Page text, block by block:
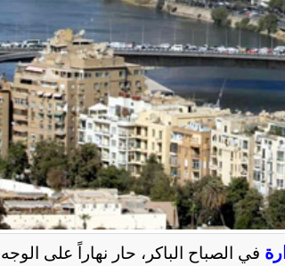
في الصباح الباكر، حار نهاراً على